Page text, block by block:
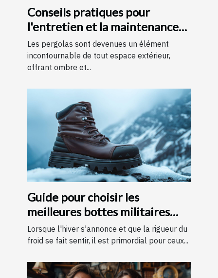
Conseils pratiques pour
l'entretien et la maintenance
des pergolas
Les pergolas sont devenues un élément
incontournable de tout espace extérieur,
offrant ombre et...
Guide pour choisir les
meilleures bottes militaires
pour l'hiver
Lorsque l'hiver s'annonce et que la rigueur du
froid se fait sentir, il est primordial pour ceux...